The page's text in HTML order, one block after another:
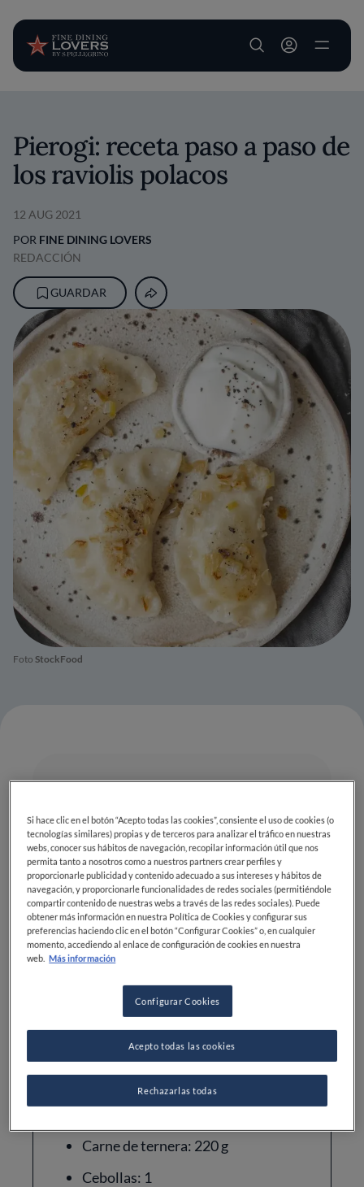
User account
Foto StockFood
Pierogi: receta paso a paso de
los raviolis polacos
12 AUG 2021
POR FINE DINING LOVERS
REDACCIÓN
GUARDAR
Dificultad
INTERMEDIO
Tiempo total
1H 0MIN
Cocina
EUROPEA
Ingredientes
Harina: 400 g
Carne de ternera: 220 g
Cebollas: 1
Si hace clic en el botón “Acepto todas las cookies”, consiente el uso de cookies (o
tecnologías similares) propias y de terceros para analizar el tráfico en nuestras
webs, conocer sus hábitos de navegación, recopilar información útil que nos
permita tanto a nosotros como a nuestros partners crear perfiles y
proporcionarle publicidad y contenido adecuado a sus intereses y hábitos de
navegación, y proporcionarle funcionalidades de redes sociales (permitiéndole
compartir contenido de nuestras webs a través de las redes sociales). Puede
obtener más información en nuestra Política de Cookies y configurar sus
preferencias haciendo clic en el botón “Configurar Cookies” o, en cualquier
momento, accediendo al enlace de configuración de cookies en nuestra
web. Más información
Configurar Cookies
Rechazarlas todas
Acepto todas las cookies